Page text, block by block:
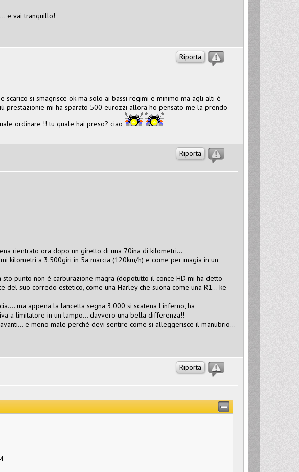
e vai tranquillo!
Riporta
si smagrisce ok ma solo ai bassi regimi e minimo ma agli alti è
prestazionie mi ha sparato 500 eurozzi allora ho pensato me la prendo
ordinare !! tu quale hai preso? ciao
Riporta
rientrato ora dopo un giretto di una 70ina di kilometri...
kilometri a 3.500giri in 5a marcia (120km/h) e come per magia in un
punto non è carburazione magra (dopotutto il conce HD mi ha detto
del suo corredo estetico, come una Harley che suona come una R1... ke
ma appena la lancetta segna 3.000 si scatena l'inferno, ha
a limitatore in un lampo... davvero una bella differenza!!
e meno male perchè devi sentire come si alleggerisce il manubrio...
Riporta